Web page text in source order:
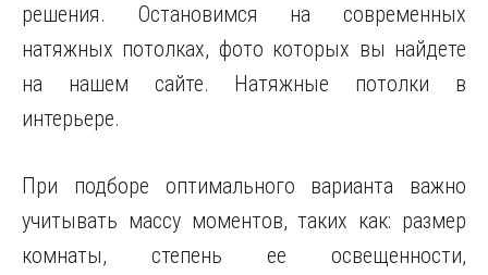
решения. Остановимся на современных
натяжных потолках, фото которых вы найдете
на нашем сайте. Натяжные потолки в
интерьере.
При подборе оптимального варианта важно
учитывать массу моментов, таких как: размер
комнаты, степень ее освещенности,